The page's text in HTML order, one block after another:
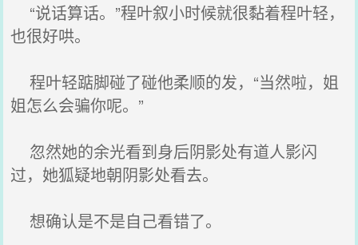
“说话算话。”程叶叙小时候就很黏着程叶轻，
也很好哄。
程叶轻踮脚碰了碰他柔顺的发，“当然啦，姐
姐怎么会骗你呢。”
忽然她的余光看到身后阴影处有道人影闪
过，她狐疑地朝阴影处看去。
想确认是不是自己看错了。